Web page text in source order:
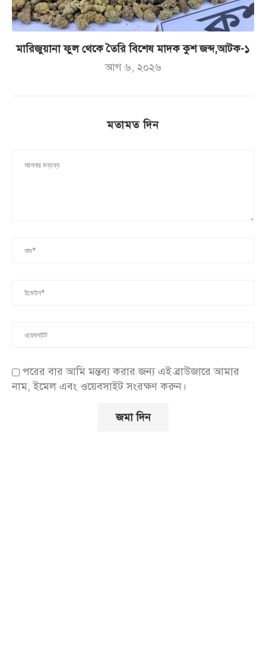
মারিজুয়ানা ফুল থেকে তৈরি বিশেষ মাদক কুশ জব্দ,আটক-১
আগ ৬, ২০২৬
মতামত দিন
পরের বার আমি মন্তব্য করার জন্য এই ব্রাউজারে আমার
নাম, ইমেল এবং ওয়েবসাইট সংরক্ষণ করুন।